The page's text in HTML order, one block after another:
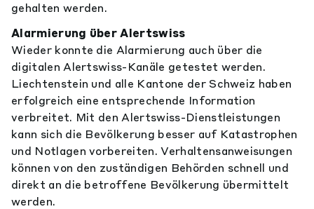
gehalten werden.
Alarmierung über Alertswiss
Wieder konnte die Alarmierung auch über die
digitalen Alertswiss-Kanäle getestet werden.
Liechtenstein und alle Kantone der Schweiz haben
erfolgreich eine entsprechende Infor­mation
verbreitet. Mit den Alertswiss-Dienstleistungen
kann sich die Bevölkerung besser auf Katastrophen
und Notlagen vorbereiten. Verhaltensanweisungen
können von den zu­ständigen Behörden schnell und
direkt an die betroffene Bevölkerung übermittelt
werden.